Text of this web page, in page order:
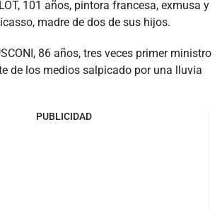
101 años, pintora francesa, exmusa y
madre de dos de sus hijos.
86 años, tres veces primer ministro
de los medios salpicado por una lluvia
PUBLICIDAD